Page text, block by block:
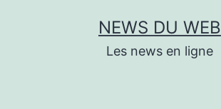
NEWS DU WEB
Les news en ligne